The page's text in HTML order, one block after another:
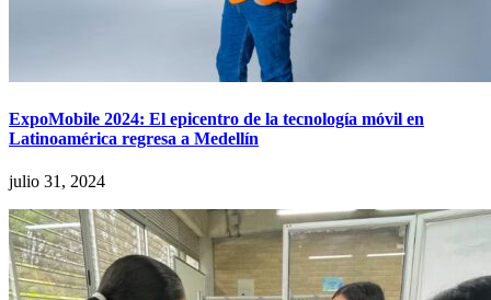
ExpoMobile 2024: El epicentro de la tecnología móvil en
Latinoamérica regresa a Medellín
julio 31, 2024